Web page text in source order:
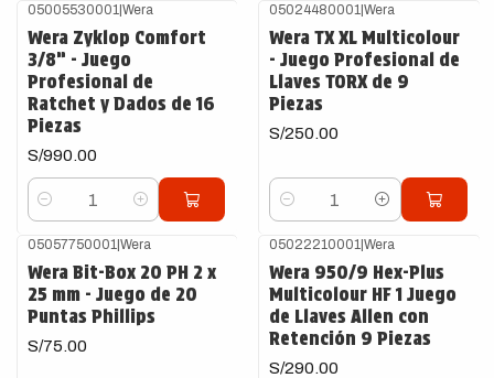
05005530001 |Wera
Wera Zyklop Comfort
3/8” - Juego
Profesional de
Ratchet y Dados de 16
Piezas
S/990.00
Cantidad
05024480001 |Wera
Wera TX XL Multicolour
- Juego Profesional de
Llaves TORX de 9
Piezas
S/250.00
Cantidad
05057750001 |Wera
Wera Bit-Box 20 PH 2 x
25 mm - Juego de 20
Puntas Phillips
S/75.00
05022210001 |Wera
Wera 950/9 Hex-Plus
Multicolour HF 1 Juego
de Llaves Allen con
Retención 9 Piezas
S/290.00